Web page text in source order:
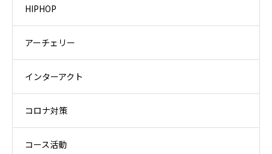
HIPHOP
アーチェリー
インターアクト
コロナ対策
コース活動